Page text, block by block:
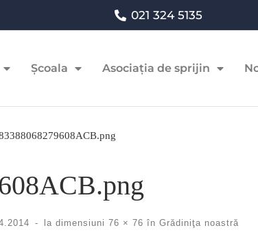
021 324 5135
Școala Asociația de sprijin
- la dimensiuni 76 × 76 în Grădiniţa noastră